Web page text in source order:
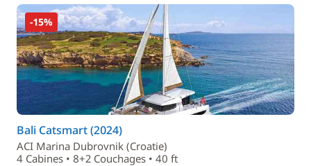
-15%
Bali Catsmart (2024)
ACI Marina Dubrovnik (Croatie)
4 Cabines • 8+2 Couchages • 40 ft